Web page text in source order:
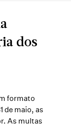
dos
formato
de maio, as
As multas